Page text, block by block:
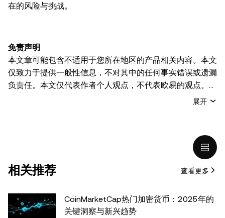
在的风险与挑战。
免责声明
本文章可能包含不适用于您所在地区的产品相关内容。本文
仅致力于提供一般性信息，不对其中的任何事实错误或遗漏
负责任。本文仅代表作者个人观点，不代表欧易的观点。
本文无意提供以下任何建议，包括但不限于：(i) 投资建议
(包括稳定币) 涉及高风险，可能会大幅波动，甚至变得毫无
价值。您应根据自己的财务状况仔细考虑交易或持有数字资
产是否适合您。有关您具体情况的问题，请咨询您的法律/
税务/投资专业人士。本文中出现的信息 (包括市场数据和统
数据和图表时已采取了所有合理的谨慎措施，但对于此处表
达的任何事实错误或遗漏，我们不承担任何责任。 © 2025
展开
相关推荐 查看更多
CoinMarketCap热门加密货币：2025年的
关键洞察与新兴趋势